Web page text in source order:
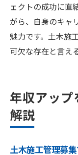
ェクトの成功に直
がら、自身のキャ
魅力です。土木施
可欠な存在と言え
年収アッ
解説
土木施工管理募